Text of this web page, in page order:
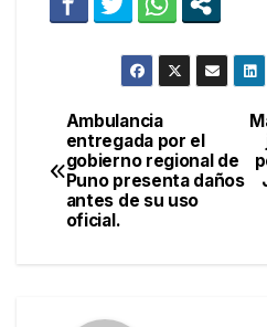
Navegación
de
entradas
Ambulancia
entregada por el
gobierno regional de
Puno presenta daños
antes de su uso
oficial.